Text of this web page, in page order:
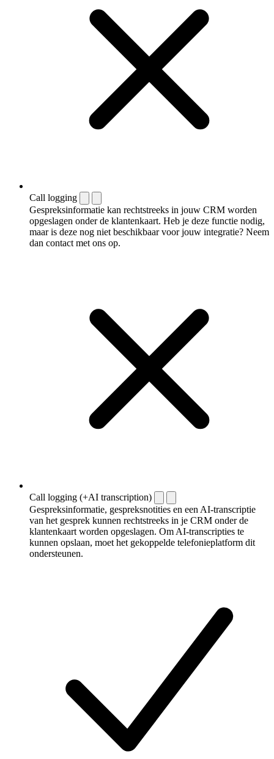
Call logging
Gespreksinformatie kan rechtstreeks in jouw CRM worden
opgeslagen onder de klantenkaart. Heb je deze functie nodig,
maar is deze nog niet beschikbaar voor jouw integratie? Neem
dan contact met ons op.
Call logging (+AI transcription)
Gespreksinformatie, gespreksnotities en een AI-transcriptie
van het gesprek kunnen rechtstreeks in je CRM onder de
klantenkaart worden opgeslagen. Om AI-transcripties te
kunnen opslaan, moet het gekoppelde telefonieplatform dit
ondersteunen.